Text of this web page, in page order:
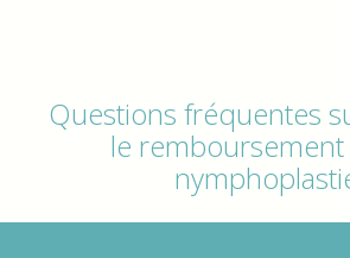
Questions fréquentes
le remboursement